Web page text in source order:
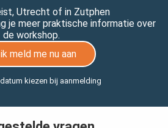
Utrecht of in Zutphen
je meer praktische informatie over
de workshop.
meld me nu aan
kiezen bij aanmelding